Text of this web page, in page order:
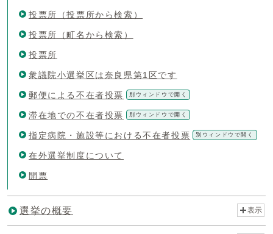
投票所（投票所から検索）
投票所（町名から検索）
投票所
衆議院小選挙区は奈良県第1区です
郵便による不在者投票 別ウィンドウで開く
滞在地での不在者投票 別ウィンドウで開く
指定病院・施設等における不在者投票 別ウィンドウで開く
在外選挙制度について
開票
選挙の概要 表示